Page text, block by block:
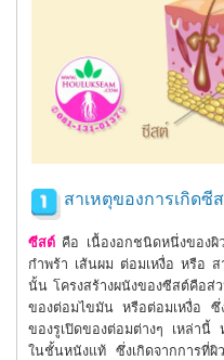
สาเหตุของการเกิดซี
ซีสต์ คือ เนื้องอกชนิดหนึ่งของ
กำพร้า เส้นผม ต่อมเหงื่อ หรือ ส
นั้น โครงสร้างผนังของซีสต์คือส่
ของต่อมไขมัน หรือต่อมเหงื่อ ซึ่
ของรูเปิดของต่อมต่างๆ เหล่านี้
ในชั้นหนังแท้ ซึ่งเกิดจากการที่